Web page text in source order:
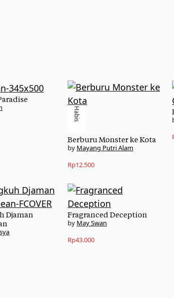
Habis
Berburu Monster ke Kota
Mayang Putri Alam
Rp12.500
Djaman
Fragranced Deception
May Swan
Rp43.000